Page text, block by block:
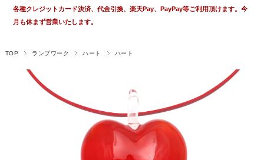
各種クレジットカード決済、代金引換、楽天Pay、PayPay等ご利用頂けます。今
月も休まず営業いたします。
TOP ランプワーク ハート ハート